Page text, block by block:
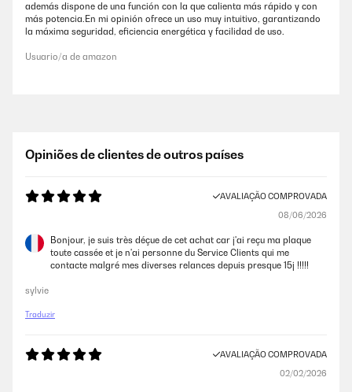
además dispone de una función con la que calienta más rápido y con
más potencia.En mi opinión ofrece un uso muy intuitivo, garantizando
la máxima seguridad, eficiencia energética y facilidad de uso.
Usuario/a de amazon
Opiniões de clientes de outros países
AVALIAÇÃO COMPROVADA
08/06/2026
Bonjour, je suis très déçue de cet achat car j'ai reçu ma plaque
toute cassée et je n'ai personne du Service Clients qui me
contacte malgré mes diverses relances depuis presque 15j !!!!!
sylvie
Traduzir
AVALIAÇÃO COMPROVADA
02/02/2026